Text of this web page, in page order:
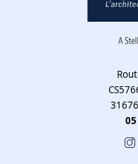
31676
Nous utilisons des cookies
améliorent la performance et
Faites-nous part de vos
À quoi servent
Cookies obligatoires